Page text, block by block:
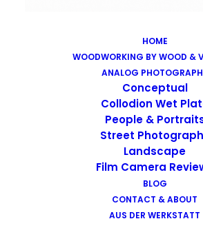
HOME
WOODWORKING BY WOOD &
ANALOG
Conceptual
Collodion Wet
People &
Street
Landscape
Film Camera
BLOG
CONTACT & ABOUT
AUS DER WERKSTATT
Images tagged
Images tagged "sscotland"